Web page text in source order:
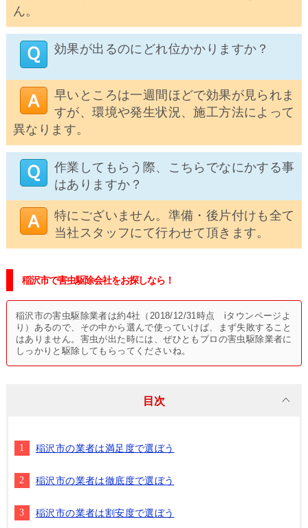
ん。
効果が出るのにどれ位かかりますか？
早いところは一週間ほどで効果が見られま
すが、環境や発生状況、施工方法によって
異なります。
作業してもらう際、こちらでなにかする事
はありますか？
特にございません。準備・後片付けも全て
当社スタッフにて行わせて頂きます。
稲沢市で害虫駆除会社をお探しなら！
稲沢市の害虫駆除業者は約4社（2018/12/31時点 iタウンページよ
り）あるので、その中から選んで使っていけば、まず失敗すること
はありません。害虫が出た時には、ぜひともプロの害虫駆除業者に
しっかりと駆除してもらってくださいね。
目次
稲沢市の業者は満足度で選ぼう
稲沢市の業者は徹底度で選ぼう
稲沢市の業者は割安度で選ぼう